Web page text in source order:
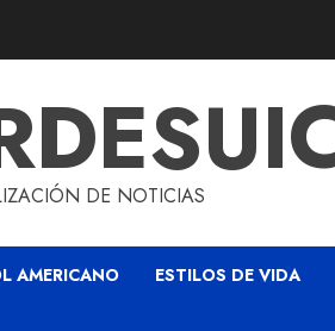
DE NOTICIAS
AMERICANO ESTILOS DE VIDA